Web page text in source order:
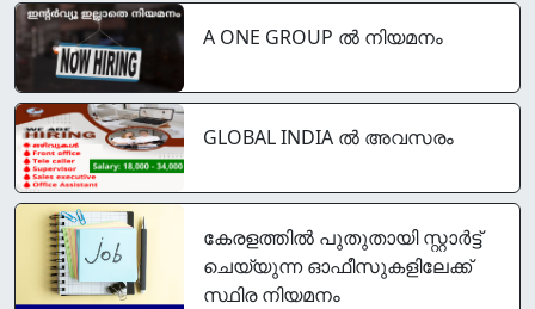
A ONE GROUP ൽ നിയമനം
GLOBAL INDIA ൽ അവസരം
കേരളത്തിൽ പുതുതായി സ്റ്റാർട്ട്‌
ചെയ്യുന്ന ഓഫീസുകളിലേക്ക്
സ്ഥിര നിയമനം